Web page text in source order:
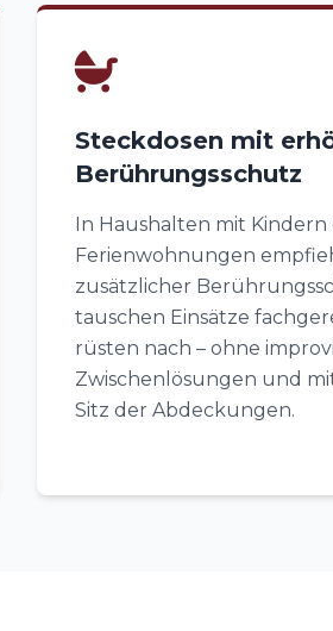
Steckdosen mit
Berührungsschutz
In Haushalten mit Kindern
Ferienwohnungen
zusätzlicher
tauschen Einsätze
rüsten nach – ohne
Zwischenlösungen und
Sitz der Abdeckungen.